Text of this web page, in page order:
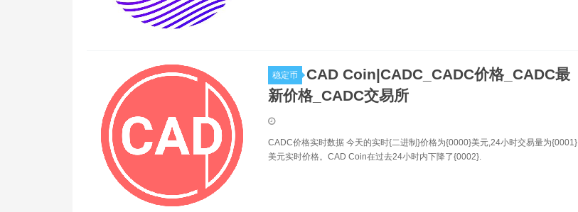
稳定币
CAD Coin|CADC_CADC价格_CADC最
新价格_CADC交易所
CADC价格实时数据 今天的实时{二进制}价格为{0000}美元,24小时交易量为{0001}
美元实时价格。CAD Coin在过去24小时内下降了{0002}.